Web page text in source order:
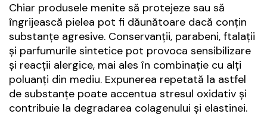
Chiar produsele menite să protejeze sau să
îngrijească pielea pot fi dăunătoare dacă conțin
substanțe agresive. Conservanții, parabeni, ftalații
și parfumurile sintetice pot provoca sensibilizare
și reacții alergice, mai ales în combinație cu alți
poluanți din mediu. Expunerea repetată la astfel
de substanțe poate accentua stresul oxidativ și
contribuie la degradarea colagenului și elastinei.